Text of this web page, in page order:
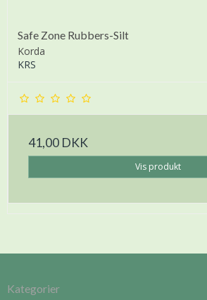
Safe Zone Rubbers-Silt
Korda
KRS
41,00 DKK
Vis produkt
Kategorier